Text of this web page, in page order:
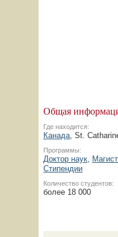
Общая
Где находится:
Канада, St.
Программы:
Доктор наук,
Стипендии
Количество студентов:
более 18 000